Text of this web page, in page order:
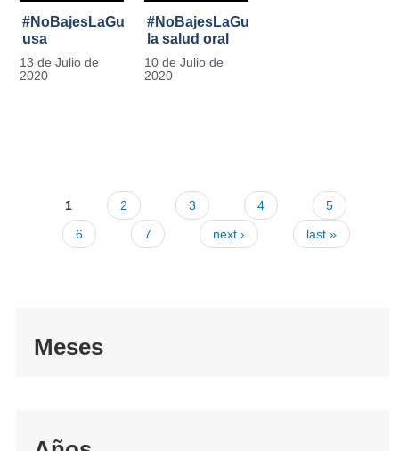
#NoBajesLaGuardia:
usa
racionalmente
el tapabocas
13 de Julio de
2020
#NoBajesLaGuardia:
la salud oral
también
cuenta
10 de Julio de
2020
1 2 3 4
5
6
7 next › last »
Meses